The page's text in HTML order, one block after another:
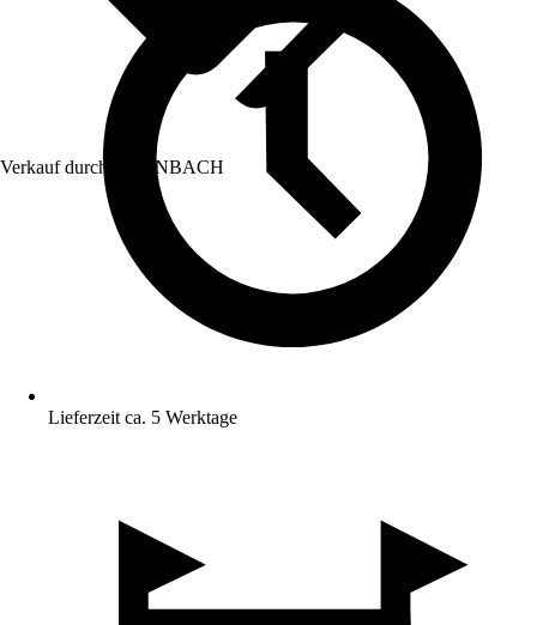
Verkauf durch: HORNBACH
Lieferzeit ca. 5 Werktage